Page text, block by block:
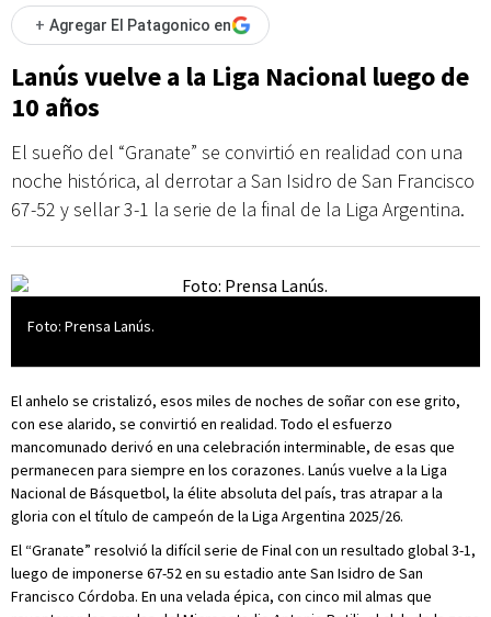
+ Agregar El Patagonico en
Lanús vuelve a la Liga Nacional luego de
10 años
El sueño del “Granate” se convirtió en realidad con una
noche histórica, al derrotar a San Isidro de San Francisco
67-52 y sellar 3-1 la serie de la final de la Liga Argentina.
Foto: Prensa Lanús.
El anhelo se cristalizó, esos miles de noches de soñar con ese grito,
con ese alarido, se convirtió en realidad. Todo el esfuerzo
mancomunado derivó en una celebración interminable, de esas que
permanecen para siempre en los corazones. Lanús vuelve a la Liga
Nacional de Básquetbol, la élite absoluta del país, tras atrapar a la
gloria con el título de campeón de la Liga Argentina 2025/26.
El “Granate” resolvió la difícil serie de Final con un resultado global 3-1,
luego de imponerse 67-52 en su estadio ante San Isidro de San
Francisco Córdoba. En una velada épica, con cinco mil almas que